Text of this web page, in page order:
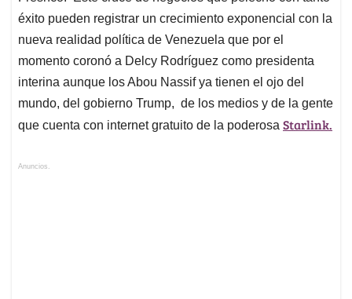
éxito pueden registrar un crecimiento exponencial con la
nueva realidad política de Venezuela que por el
momento coronó a Delcy Rodríguez como presidenta
interina aunque los Abou Nassif ya tienen el ojo del
mundo, del gobierno Trump, de los medios y de la gente
que cuenta con internet gratuito de la poderosa Starlink.
Anuncios.